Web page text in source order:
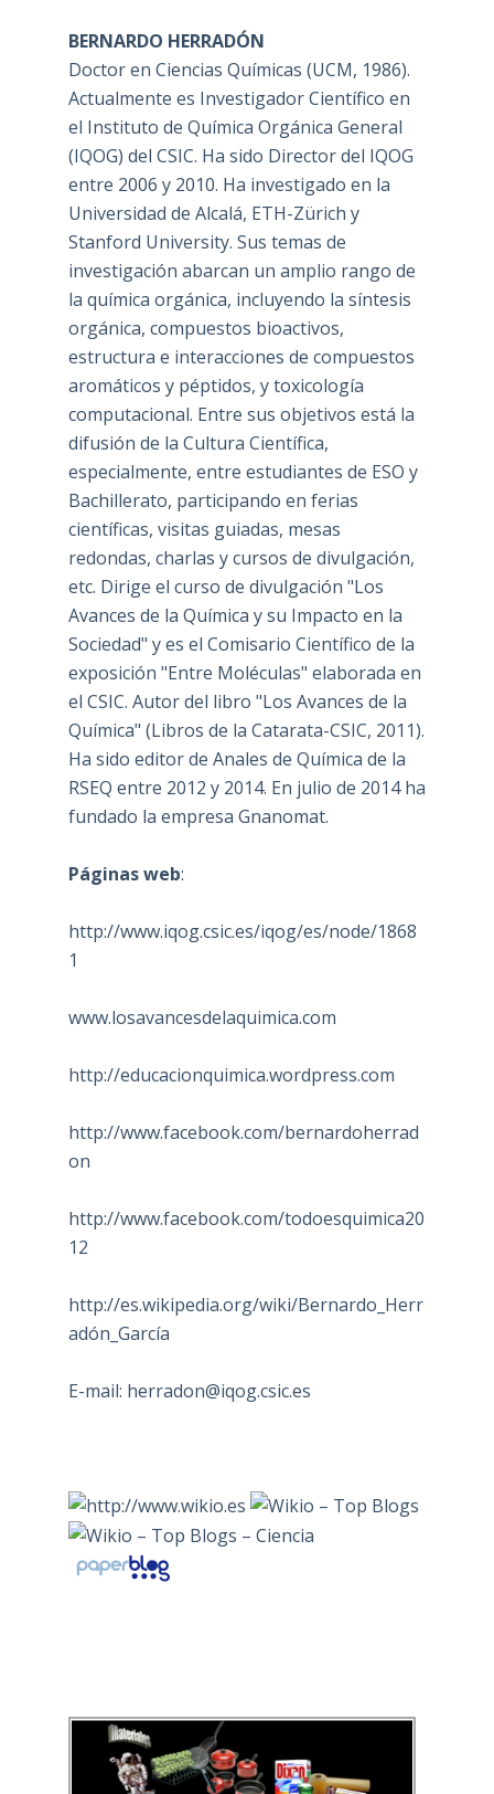
BERNARDO HERRADÓN
Doctor en Ciencias Químicas (UCM, 1986).
Actualmente es Investigador Científico en
el Instituto de Química Orgánica General
(IQOG) del CSIC. Ha sido Director del IQOG
entre 2006 y 2010. Ha investigado en la
Universidad de Alcalá, ETH-Zürich y
Stanford University. Sus temas de
investigación abarcan un amplio rango de
la química orgánica, incluyendo la síntesis
orgánica, compuestos bioactivos,
estructura e interacciones de compuestos
aromáticos y péptidos, y toxicología
computacional. Entre sus objetivos está la
difusión de la Cultura Científica,
especialmente, entre estudiantes de ESO y
Bachillerato, participando en ferias
científicas, visitas guiadas, mesas
redondas, charlas y cursos de divulgación,
etc. Dirige el curso de divulgación "Los
Avances de la Química y su Impacto en la
Sociedad" y es el Comisario Científico de la
exposición "Entre Moléculas" elaborada en
el CSIC. Autor del libro "Los Avances de la
Química" (Libros de la Catarata-CSIC, 2011).
Ha sido editor de Anales de Química de la
RSEQ entre 2012 y 2014. En julio de 2014 ha
fundado la empresa Gnanomat.
Páginas web:
http://www.iqog.csic.es/iqog/es/node/1868
1
www.losavancesdelaquimica.com
http://educacionquimica.wordpress.com
http://www.facebook.com/bernardoherrad
on
http://www.facebook.com/todoesquimica20
12
http://es.wikipedia.org/wiki/Bernardo_Herr
adón_García
E-mail: herradon@iqog.csic.es